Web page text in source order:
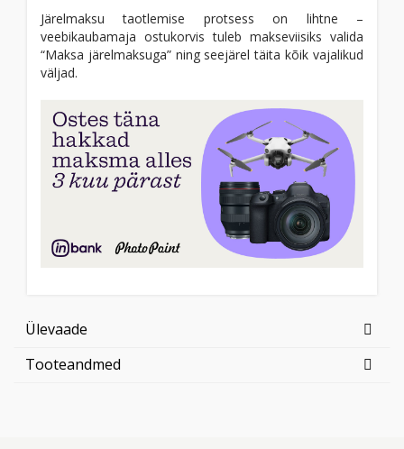
Järelmaksu taotlemise protsess on lihtne –
veebikaubamaja ostukorvis tuleb makseviisiks valida
“Maksa järelmaksuga” ning seejärel täita kõik vajalikud
väljad.
Ülevaade
Tooteandmed